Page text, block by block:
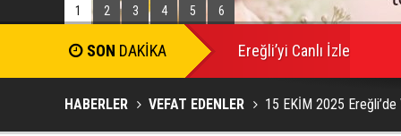
1 2 3 4 5 6
SON DAKİKA Ereğli’yi Canlı İzle
HABERLER VEFAT EDENLER 15 EKİM 2025